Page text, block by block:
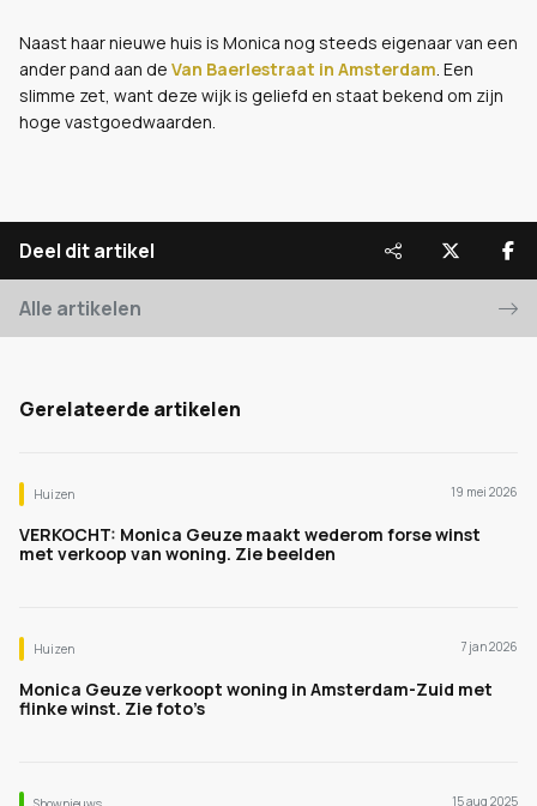
Naast haar nieuwe huis is Monica nog steeds eigenaar van een
ander pand aan de Van Baerlestraat in Amsterdam. Een
slimme zet, want deze wijk is geliefd en staat bekend om zijn
hoge vastgoedwaarden.
Deel dit artikel
Alle artikelen
Gerelateerde artikelen
Huizen 19 mei 2026
VERKOCHT: Monica Geuze maakt wederom forse winst
met verkoop van woning. Zie beelden
Huizen 7 jan 2026
Monica Geuze verkoopt woning in Amsterdam-Zuid met
flinke winst. Zie foto’s
15 aug 2025